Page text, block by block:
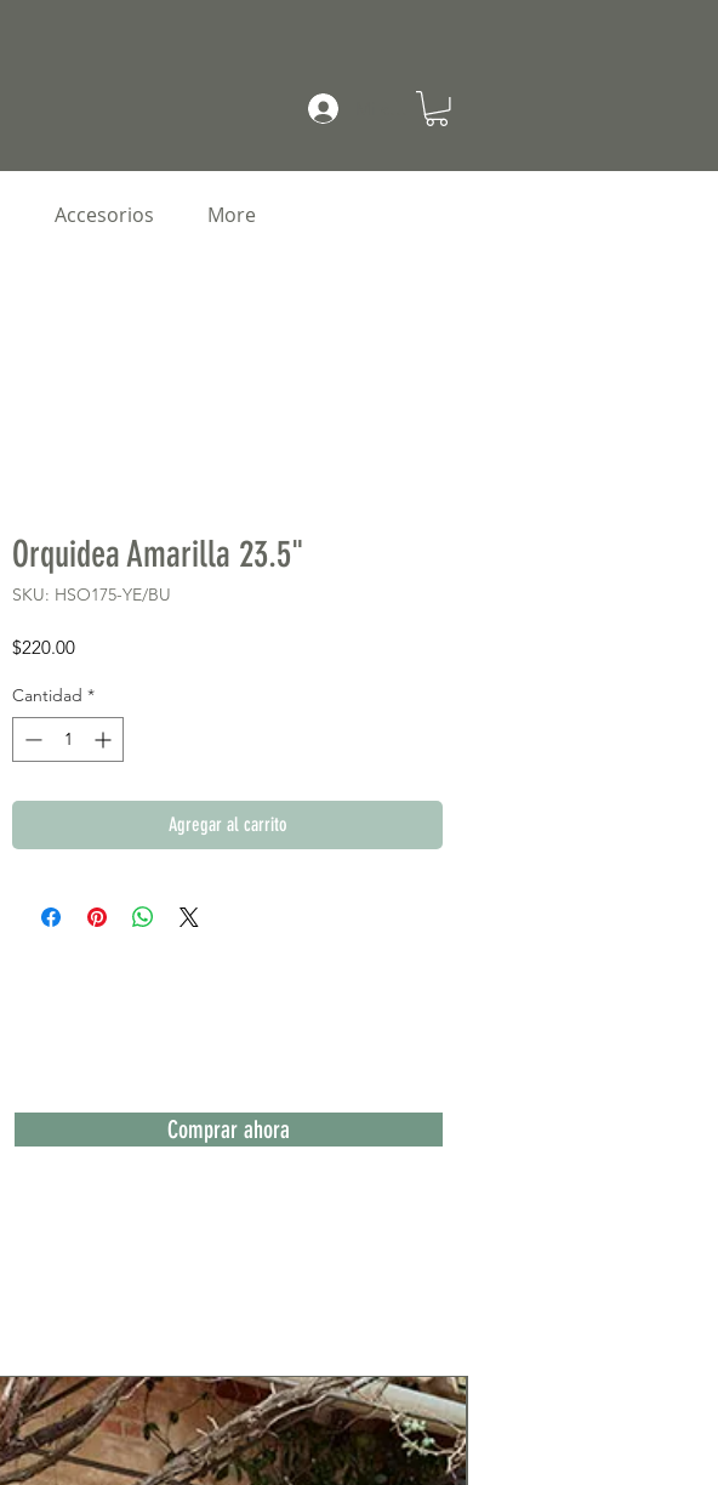
Mi cuenta
Accesorios More
Orquidea Amarilla 23.5"
SKU: HSO175-YE/BU
$220.00Precio
Cantidad *
Agregar al carrito
Comprar ahora